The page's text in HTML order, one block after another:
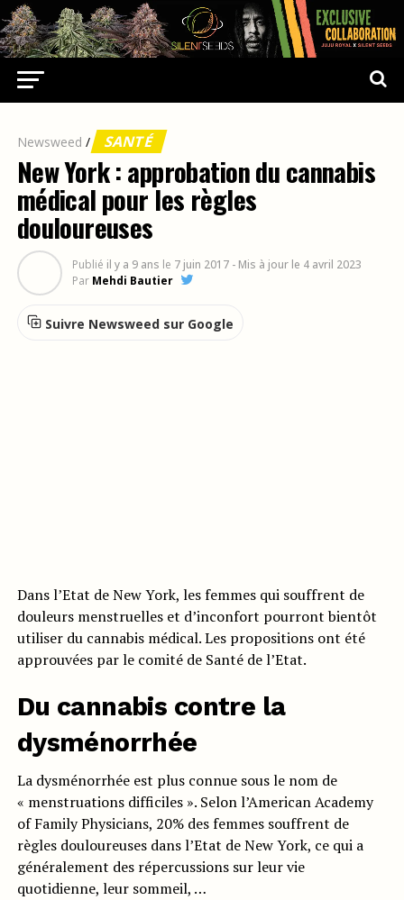
Newsweed / SANTÉ
New York : approbation du cannabis
médical pour les règles
douloureuses
Publié il y a 9 ans le 7 juin 2017 - Mis à jour le 4 avril 2023
Par Mehdi Bautier
Suivre Newsweed sur Google
Dans l’Etat de New York, les femmes qui souffrent de
douleurs menstruelles et d’inconfort pourront bientôt
utiliser du cannabis médical. Les propositions ont été
approuvées par le comité de Santé de l’Etat.
Du cannabis contre la
dysménorrhée
La dysménorrhée est plus connue sous le nom de
« menstruations difficiles ». Selon l’American Academy
of Family Physicians, 20% des femmes souffrent de
règles douloureuses dans l’Etat de New York, ce qui a
généralement des répercussions sur leur vie
quotidienne, leur sommeil, …